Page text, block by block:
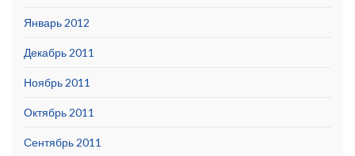
Январь 2012
Декабрь 2011
Ноябрь 2011
Октябрь 2011
Сентябрь 2011